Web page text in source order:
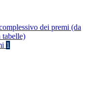
dei premi (da
tabelle)
1